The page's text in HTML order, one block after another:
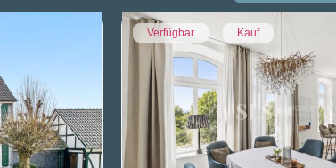
Verfügbar Kauf